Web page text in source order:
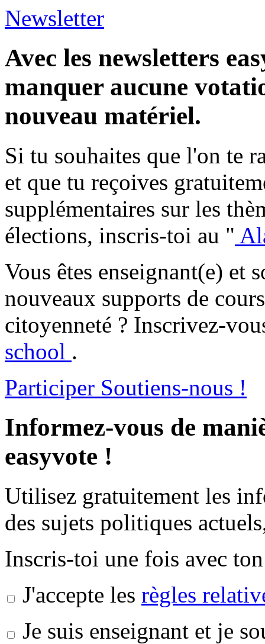
Newsletter
Avec les newsletters
manquer aucune
nouveau matériel.
Si tu souhaites que l'on te
et que tu reçoives
supplémentaires sur les
élections, inscris-toi au "
Vous êtes enseignant(e) et
nouveaux supports de
citoyenneté ? Inscrivez-
school .
Participer Soutiens-nous !
Informez-vous de
easyvote !
Utilisez gratuitement les
des sujets politiques
Inscris-toi une fois avec
J'accepte les règles
Je suis enseignant et je